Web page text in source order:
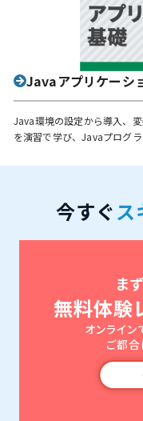
Javaアプリケーシ
Java環境の設定から導入、
を演習で学び、Javaプログ
今すぐス
ま
無料体験
オンライ
ご都合